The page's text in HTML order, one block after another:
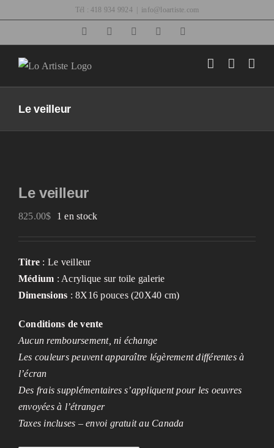
Tél : 418 934 9924 info@loartiste.com
FacebookInstagramEmail Pinterest
Le veilleur
Le veilleur
825.00$ 1 en stock
Titre : Le veilleur
Médium : Acrylique sur toile galerie
Dimensions : 8X16 pouces (20X40 cm)
Conditions de vente
Aucun remboursement, ni échange
Les couleurs peuvent apparaître légèrement différentes à
l’écran
Des frais supplémentaires s’appliquent pour les oeuvres
envoyées à l’étranger
Taxes incluses – envoi gratuit au Canada